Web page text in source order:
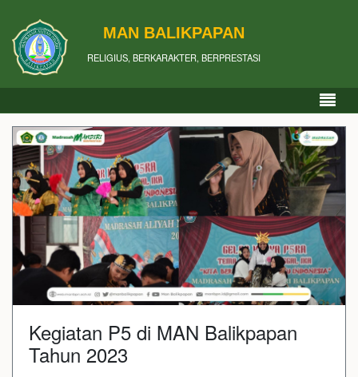
MAN BALIKPAPAN
RELIGIUS, BERKARAKTER, BERPRESTASI
Kegiatan P5 di MAN Balikpapan
Tahun 2023